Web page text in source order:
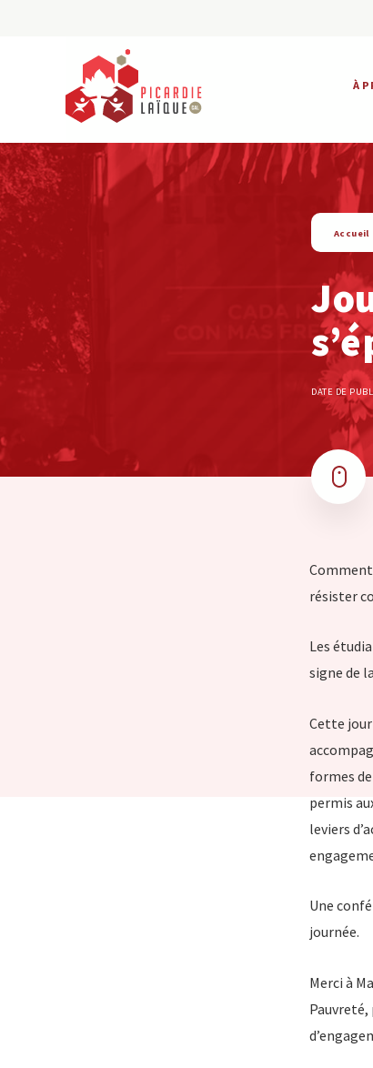
À
string(9) « actualite »
Accueil
DATE DE
résister
Les
signe de
Cette
formes
permis
leviers
Une
journée.
Merci à